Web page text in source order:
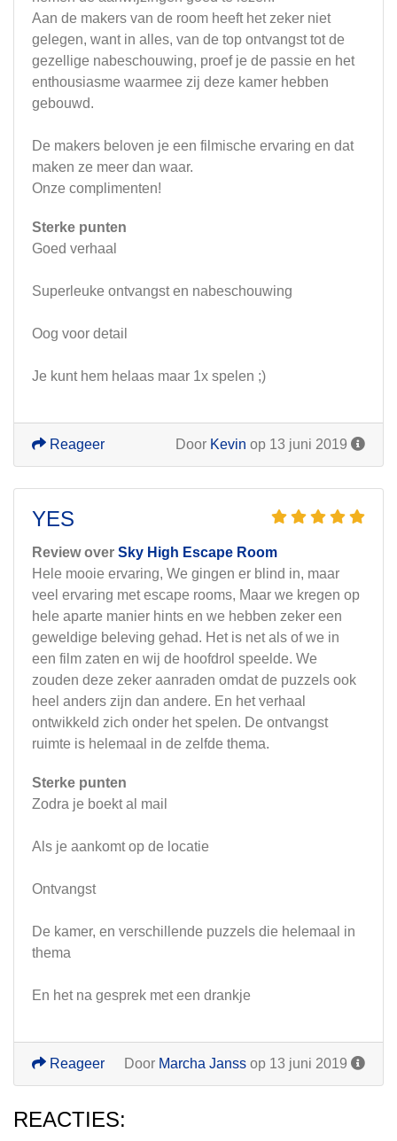
Aan de makers van de room heeft het zeker niet
gelegen, want in alles, van de top ontvangst tot de
gezellige nabeschouwing, proef je de passie en het
enthousiasme waarmee zij deze kamer hebben
gebouwd.
De makers beloven je een filmische ervaring en dat
maken ze meer dan waar.
Onze complimenten!
Sterke punten
Goed verhaal
Superleuke ontvangst en nabeschouwing
Oog voor detail
Je kunt hem helaas maar 1x spelen ;)
Door Kevin op 13 juni 2019
Reageer
YES
Review over Sky High Escape Room
Hele mooie ervaring, We gingen er blind in, maar
veel ervaring met escape rooms, Maar we kregen op
hele aparte manier hints en we hebben zeker een
geweldige beleving gehad. Het is net als of we in
een film zaten en wij de hoofdrol speelde. We
zouden deze zeker aanraden omdat de puzzels ook
heel anders zijn dan andere. En het verhaal
ontwikkeld zich onder het spelen. De ontvangst
ruimte is helemaal in de zelfde thema.
Sterke punten
Zodra je boekt al mail
Als je aankomt op de locatie
Ontvangst
De kamer, en verschillende puzzels die helemaal in
thema
En het na gesprek met een drankje
Door Marcha Janss op 13 juni 2019
Reageer
REACTIES: